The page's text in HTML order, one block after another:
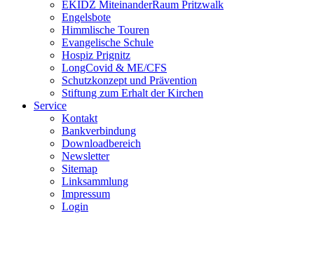
EKIDZ MiteinanderRaum Pritzwalk
Engelsbote
Himmlische Touren
Evangelische Schule
Hospiz Prignitz
LongCovid & ME/CFS
Schutzkonzept und Prävention
Stiftung zum Erhalt der Kirchen
Service
Kontakt
Bankverbindung
Downloadbereich
Newsletter
Sitemap
Linksammlung
Impressum
Login